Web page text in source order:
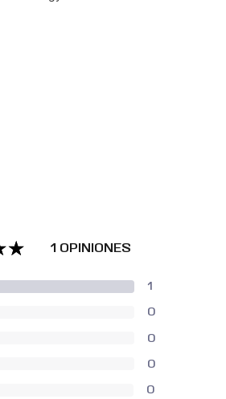
1 OPINIONES
1
0
0
0
0